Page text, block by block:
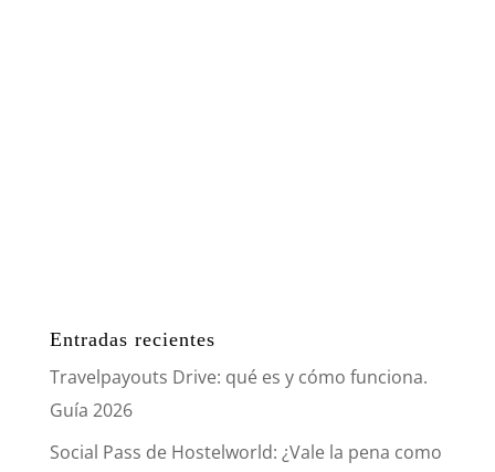
Entradas recientes
Travelpayouts Drive: qué es y cómo funciona.
Guía 2026
Social Pass de Hostelworld: ¿Vale la pena como